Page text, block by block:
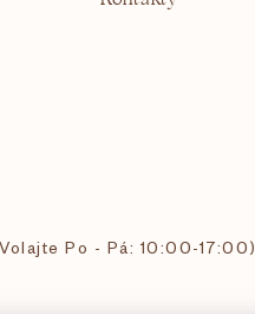
Po - Pá: 10:00-17:00)